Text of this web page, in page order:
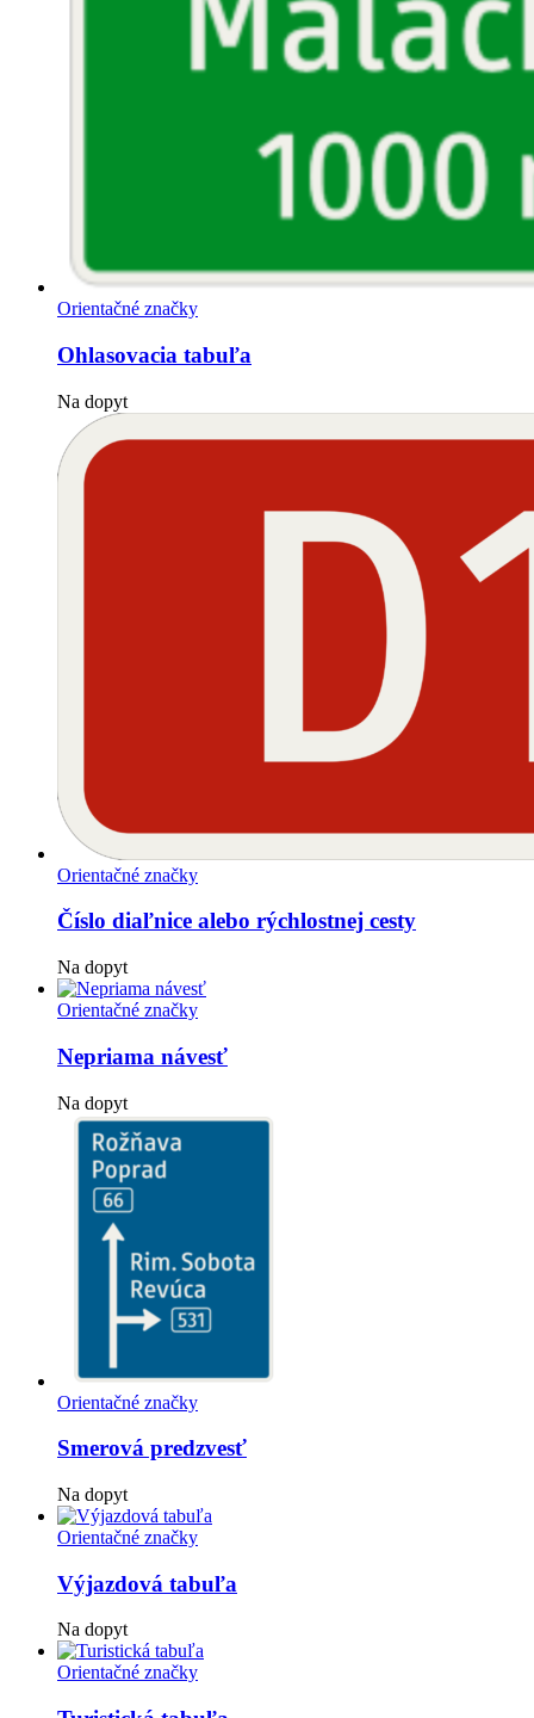
Orientačné značky
Ohlasovacia tabuľa
Na dopyt
Orientačné značky
Číslo diaľnice alebo rýchlostnej cesty
Na dopyt
Orientačné značky
Nepriama návesť
Na dopyt
Orientačné značky
Smerová predzvesť
Na dopyt
Orientačné značky
Výjazdová tabuľa
Na dopyt
Orientačné značky